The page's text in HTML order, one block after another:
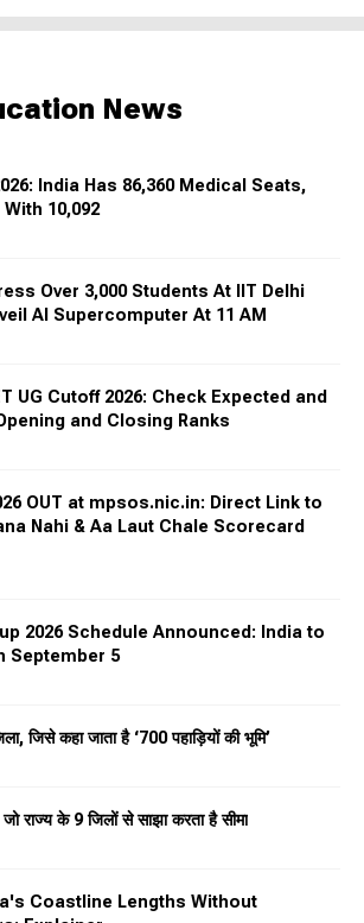
News
India Has 86,360 Medical Seats,
10,092
Over 3,000 Students At IIT Delhi
AI Supercomputer At 11 AM
UG Cutoff 2026: Check Expected and
and Closing Ranks
OUT at mpsos.nic.in: Direct Link to
Nahi & Aa Laut Chale Scorecard
2026 Schedule Announced: India to
September 5
जिसे कहा जाता है ‘700 पहाड़ियों की भूमि’
जो राज्य के 9 जिलों से साझा करता है सीमा
Coastline Lengths Without